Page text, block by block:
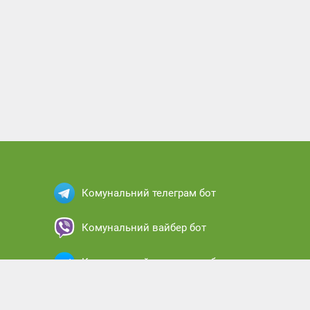
Комунальний телеграм бот
Комунальний вайбер бот
Комунальний месенджер бот